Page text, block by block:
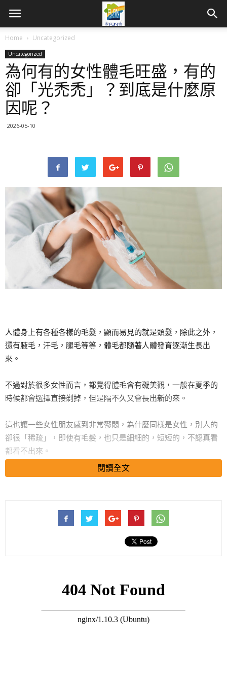
Home Uncategorized
Uncategorized
為何有的女性體毛旺盛，有的
卻「光禿禿」？到底是什麼原
因呢？
2026-05-10
人體身上有各種各樣的毛髮，顯而易見的就是頭髮，除此之外，
還有腋毛，汗毛，腿毛等等，體毛都隨著人體發育逐漸生長出
來。
不過對於很多女性而言，都覺得體毛會有礙美觀，一般在夏季的
時候都會選擇直接剃掉，但是隔不久又會長出新的來。
這也讓一些女性朋友感到非常鬱悶，為什麼同樣是女性，別人的
卻很「稀疏」，即使有毛髮，也只是細細的，短短的，不認真看
都看不出來。
而自己的體毛卻非常旺盛，又粗又長，跟男性的一樣，這到底是
搜尋 Travel
如果父親或者母親自身的體毛比較多，而且體毛一般是分佈在四
肢、背部等部位，女孩受到遺傳因素的影響，也會出現多毛的情
閱讀全文